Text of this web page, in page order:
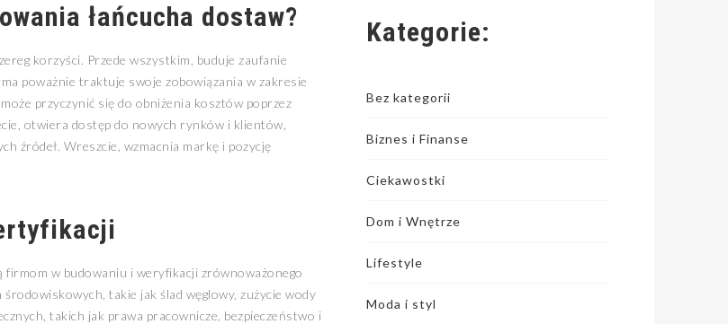
łańcucha dostaw?
korzyści. Przede wszystkim, buduje zaufanie
poważnie traktuje swoje zobowiązania w zakresie
przyczynić się do obniżenia kosztów poprzez
otwiera dostęp do nowych rynków i klientów,
źródeł. Wreszcie, wzmacnia markę i pozycję
w budowaniu i weryfikacji zrównoważonego
takie jak ślad węglowy, zużycie wody
takich jak prawa pracownicze, bezpieczeństwo i
Kategorie:
Bez kategorii
Biznes i Finanse
Ciekawostki
Dom i Wnętrze
Lifestyle
Moda i styl